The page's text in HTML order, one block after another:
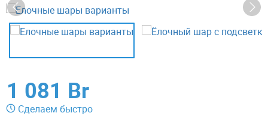
1 081 Br
Сделаем быстро